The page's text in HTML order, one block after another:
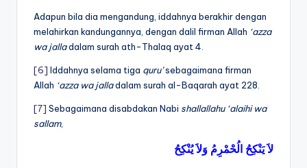
Adapun bila dia mengandung, iddahnya berakhir dengan
melahirkan kandungannya, dengan dalil firman Allah ‘azza
wa jalladalam surah ath-Thalaq ayat 4.
[6] Iddahnya selama tiga quru’sebagaimana firman
Allah ‘azza wa jalladalam surah al-Baqarah ayat 228.
[7] Sebagaimana disabdakan Nabi shallallahu ‘alaihi wa
sallam,
لاَ يَنْكِحُ الُحْمْرِمُ وَلاَ يُنْكِحُ